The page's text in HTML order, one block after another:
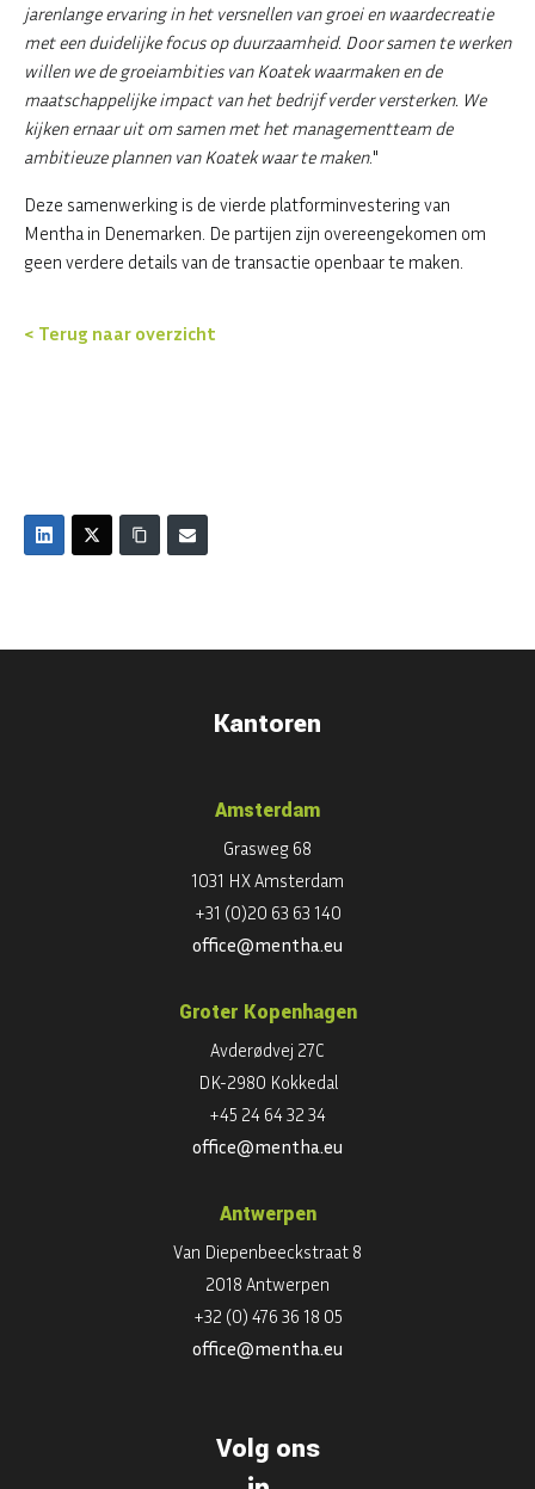
jarenlange ervaring in het versnellen van groei en waardecreatie
met een duidelijke focus op duurzaamheid. Door samen te werken
willen we de groeiambities van Koatek waarmaken en de
maatschappelijke impact van het bedrijf verder versterken. We
kijken ernaar uit om samen met het managementteam de
ambitieuze plannen van Koatek waar te maken."
Deze samenwerking is de vierde platforminvestering van
Mentha in Denemarken. De partijen zijn overeengekomen om
geen verdere details van de transactie openbaar te maken.
< Terug naar overzicht
Kantoren
Amsterdam
Grasweg 68
1031 HX Amsterdam
+31 (0)20 63 63 140
office@mentha.eu
Groter Kopenhagen
Avderødvej 27C
DK-2980 Kokkedal
+45 24 64 32 34
office@mentha.eu
Antwerpen
Van Diepenbeeckstraat 8
2018 Antwerpen
+32 (0) 476 36 18 05
office@mentha.eu
Volg ons